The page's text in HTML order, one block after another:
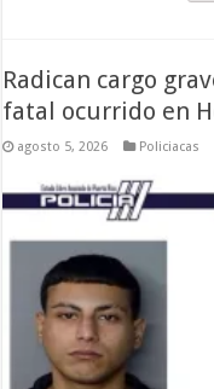
Radican cargo
fatal ocurrido en
agosto 5, 2026 Policiacas